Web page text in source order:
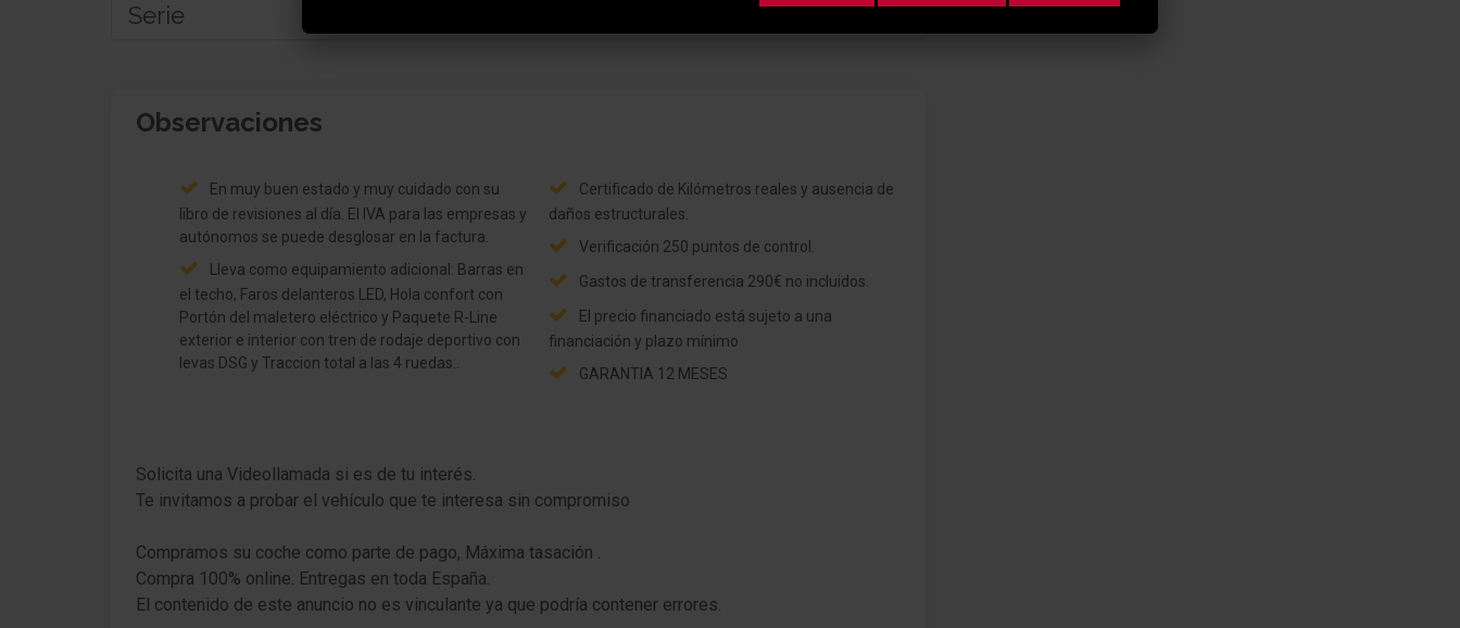
Serie
Paquete Luz y Visión 1
calefactable
Faro LED
Encendido aut. luces de carretera (ALS) con
Leaving Home / Función luz-coming-home
Luces antiniebla con integrado luz de curva
Sistema Bluetooth Interfaz Comfort con función
de carga inalámbrica
Conector-multimedia 2 x USB (iPhone / iPod)
App-Connect
Sistema de encendido y apagado Keyless
Access
Sistema protector para ocupantes proactiva
Iluminación ambiente
Anclajes Isofix para Asiento para niños en
Asistente a la conducción: sist. vig. entorno
Observaciones
En muy buen estado y muy cuidado con su
libro de revisiones al día. El IVA para las empresas y
autónomos se puede desglosar en la factura.
Lleva como equipamiento adicional: Barras en
el techo, Faros delanteros LED, Hola confort con
Portón del maletero eléctrico y Paquete R-Line
exterior e interior con tren de rodaje deportivo con
levas DSG y Traccion total a las 4 ruedas..
Certificado de Kilómetros reales y ausencia de
daños estructurales.
Verificación 250 puntos de control.
Gastos de transferencia 290€ no incluidos.
El precio financiado está sujeto a una
financiación y plazo mínimo
GARANTIA 12 MESES
Solicita una Videollamada si es de tu interés.
Te invitamos a probar el vehículo que te interesa sin compromiso
Compramos su coche como parte de pago, Máxima tasación .
Compra 100% online. Entregas en toda España.
El contenido de este anuncio no es vinculante ya que podría contener errores.